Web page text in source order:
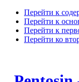
Перейти к
Перейти к
Перейти к
Перейти ко